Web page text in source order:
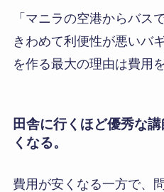
「マニラの空港からバス
きわめて利便性が悪いバ
を作る最大の理由は費用
田舎に行くほど優秀な
くなる。
費用が安くなる一方で、